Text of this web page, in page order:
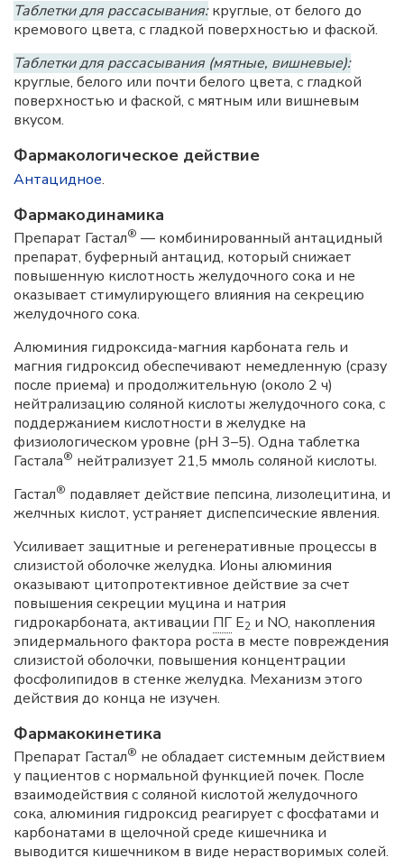
Таблетки для рассасывания:круглые, от белого до
кремового цвета, с гладкой поверхностью и фаской.
Таблетки для рассасывания (мятные, вишневые):
круглые, белого или почти белого цвета, с гладкой
поверхностью и фаской, с мятным или вишневым
вкусом.
Фармакологическое действие
Антацидное.
Фармакодинамика
Препарат Гастал® — комбинированный антацидный
препарат, буферный антацид, который снижает
повышенную кислотность желудочного сока и не
оказывает стимулирующего влияния на секрецию
желудочного сока.
Алюминия гидроксида-магния карбоната гель и
магния гидроксид обеспечивают немедленную (сразу
после приема) и продолжительную (около 2 ч)
нейтрализацию соляной кислоты желудочного сока, с
поддержанием кислотности в желудке на
физиологическом уровне (рН 3–5). Одна таблетка
Гастала® нейтрализует 21,5 ммоль соляной кислоты.
Гастал® подавляет действие пепсина, лизолецитина, и
желчных кислот, устраняет диспепсические явления.
Усиливает защитные и регенеративные процессы в
слизистой оболочке желудка. Ионы алюминия
оказывают цитопротективное действие за счет
повышения секреции муцина и натрия
гидрокарбоната, активации ПГ E2 и NO, накопления
эпидермального фактора роста в месте повреждения
слизистой оболочки, повышения концентрации
фосфолипидов в стенке желудка. Механизм этого
действия до конца не изучен.
Фармакокинетика
Препарат Гастал® не обладает системным действием
у пациентов с нормальной функцией почек. После
взаимодействия с соляной кислотой желудочного
сока, алюминия гидроксид реагирует с фосфатами и
карбонатами в щелочной среде кишечника и
выводится кишечником в виде нерастворимых солей.